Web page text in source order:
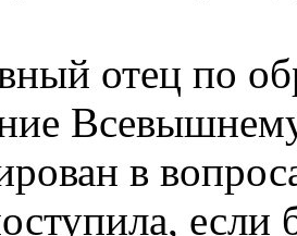
отец по
в